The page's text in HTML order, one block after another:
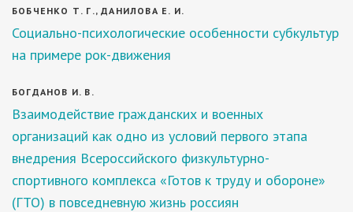
БОБЧЕНКО Т. Г., ДАНИЛОВА Е. И.
Социально-психологические особенности субкультур
на примере рок-движения
БОГДАНОВ И. В.
Взаимодействие гражданских и военных
организаций как одно из условий первого этапа
внедрения Всероссийского физкультурно-
спортивного комплекса «Готов к труду и обороне»
(ГТО) в повседневную жизнь россиян